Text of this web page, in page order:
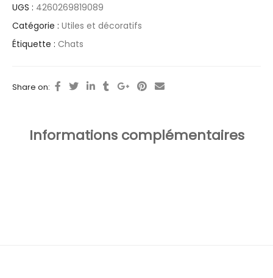
UGS : 4260269819089
Catégorie : Utiles et décoratifs
Étiquette : Chats
Share on:
Informations complémentaires